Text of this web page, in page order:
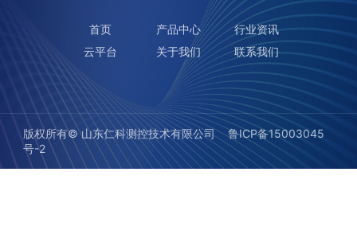
首页 产品中心
行业资讯
云平台
关于我们 联系我们
版权所有©️ 山东仁科测控技术有限公司鲁ICP备15003045
号-2